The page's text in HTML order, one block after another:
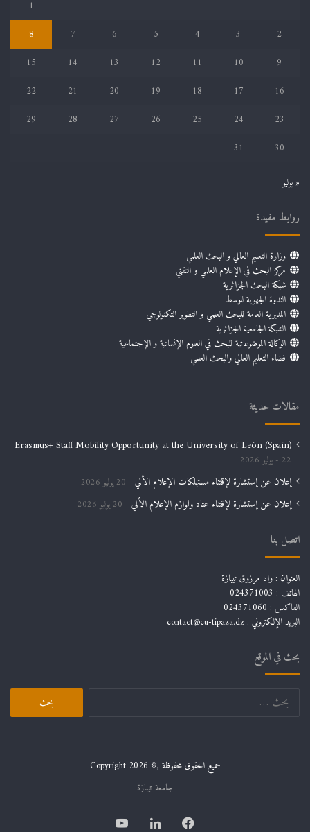
1
2
3
4
5
6
7
8
9
10
11
12
13
14
15
16
17
18
19
20
21
22
23
24
25
26
27
28
29
30
31
« يوليو
روابط مفيدة
وزارة التعليم العالي و البحث العلمي
مركز البحث في الإعلام العلمي و التقني
شبكة البحث الجزائرية
الندوة الجهوية للوسط
المديرية العامة للبحث العلمي و التطوير التكنولوجي
الشبكة الجامعية الجزائرية
الوكالة الموضوعاتية للبحث في العلوم الإنسانية و الإجتماعية
فضاء التعليم العالي والبحث العلمي
مقالات حديثة
Erasmus+ Staff Mobility Opportunity at the University of León (Spain)
22 يوليو 2026
إعلان عن إستشارة لإقتناء مستهلكات الإعلام الألي 20 يوليو 2026
إعلان عن إستشارة لإقتناء عتاد ولوازم الإعلام الألي 20 يوليو 2026
اتصل بنا
العنوان : واد مرزوق تيبازة
الهاتف : 024371003
الفاكس : 024371060
البريد الإلكتروني : contact@cu-tipaza.dz
بحث في الموقع
البحث
جميع الحقوق محفوظة ,© Copyright 2026
جامعة تيبازة
فيسبوكلينكدإن يوتيوب